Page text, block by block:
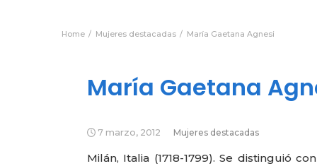
Home Mujeres destacadas María Gaetana Agnesi
María Gaetana
7 marzo, 2012 Mujeres destacadas
Milán, Italia (1718-1799). Se distinguió